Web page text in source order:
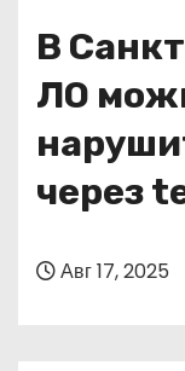
В
ЛО
через
Авг 17, 2025